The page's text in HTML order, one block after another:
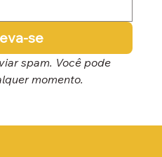
se
spam. Você pode
momento.